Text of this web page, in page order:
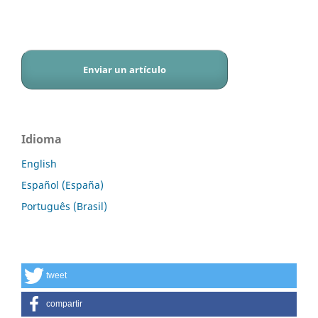
Enviar un artículo
Idioma
English
Español (España)
Português (Brasil)
tweet
compartir